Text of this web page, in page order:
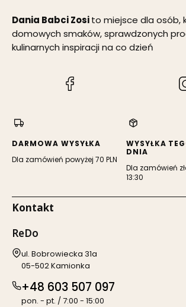
Dania Babci Zosito miejsce dla osób,
domowych smaków, sprawdzonych
kulinarnych inspiracji na co dzień
DARMOWA WYSYŁKA
Dla zamówień powyżej 70 PLN
WYSYŁKA
DNIA
Dla zamówień
13:30
Kontakt
ReDo
Adres:
ul. Bobrowiecka 31a
05-502 Kamionka
+48 603 507 097
pon. - pt. / 7:00 - 15:00